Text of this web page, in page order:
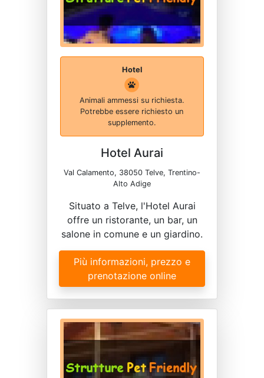
Hotel
Animali ammessi su richiesta.
Potrebbe essere richiesto un
supplemento.
Hotel Aurai
Val Calamento, 38050 Telve, Trentino-
Alto Adige
Situato a Telve, l'Hotel Aurai
offre un ristorante, un bar, un
salone in comune e un giardino.
Più informazioni, prezzo e
prenotazione online